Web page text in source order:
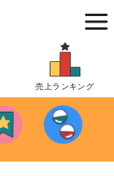
売上ランキング